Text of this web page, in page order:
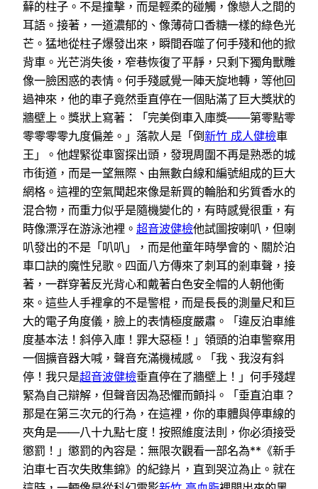
蘚的柱子。不是撞擊，而是輕柔的碰觸，像戀人之間的
耳語。接著，一道濃郁的、像薄荷口香糖一樣的綠色光
芒。猛地從柱子爆發出來，瞬間吞噬了何手殘和他的掀
背車。光芒消失後，窄巷恢復了平靜，只剩下獨角獸雕
像一臉困惑的表情。何手殘感覺一陣天旋地轉，等他回
過神來，他的車子竟然垂直停在一個貼滿了巨大獎狀的
牆壁上。獎狀上寫著：「完美倒車入庫獎——第零點零
零零零零九度偏差。」落款人是「倒新竹 成人健檢車
王」。他趕緊從車窗探出頭，發現周圍不再是熟悉的城
市街道，而是一望無際、由無數白線和編號組成的巨大
網格。這裡的空氣聞起來像是新買的輪胎和劣質香水的
混合物，而重力似乎是隨機變化的，有時感覺很重，有
時像漂浮在游泳池裡。 超音波健檢他試圖按喇叭，但喇
叭發出的不是「叭叭」，而是他童年時學會的、關於泊
車口訣的魔性兒歌。四面八方傳來了刺耳的剎車聲，接
著，一群穿著反光背心和戴著白色安全帽的人朝他衝
來。這些人手裡拿的不是警棍，而是長長的測量尺和巨
大的電子角度儀，臉上的表情極度嚴肅。「違反泊車維
度基本法！斜停入庫！罪大惡極！」領頭的泊車警察用
一個擴音器大喊，聲音充滿機械感。「我、我沒有斜
停！我只是超音波健檢垂直停在了牆壁上！」何手殘趕
緊為自己辯解，但聲音因為恐懼而顫抖。「垂直泊車？
那是在第三次元的行為，在這裡，你的車體與停車線的
夾角是——八十九點七度！按照維度法則，你必須接受
懲罰！」懲罰的內容是：無限次觀看一部名為**《新手
泊車七百次失敗集錦》的紀錄片，直到哭泣為止。就在